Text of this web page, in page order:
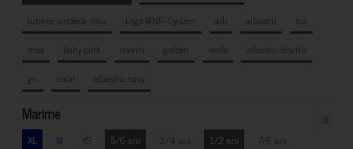
Iubirea vindecă- roșu
Logo MNF- Cyclam alb albastru
roz
mov
baby pink mentă galben verde
albastru deschis
gri
coral albastru navy
Marime
XL M XS 5/6 ani 3/4 ani 1/2 ani
7/8 ani